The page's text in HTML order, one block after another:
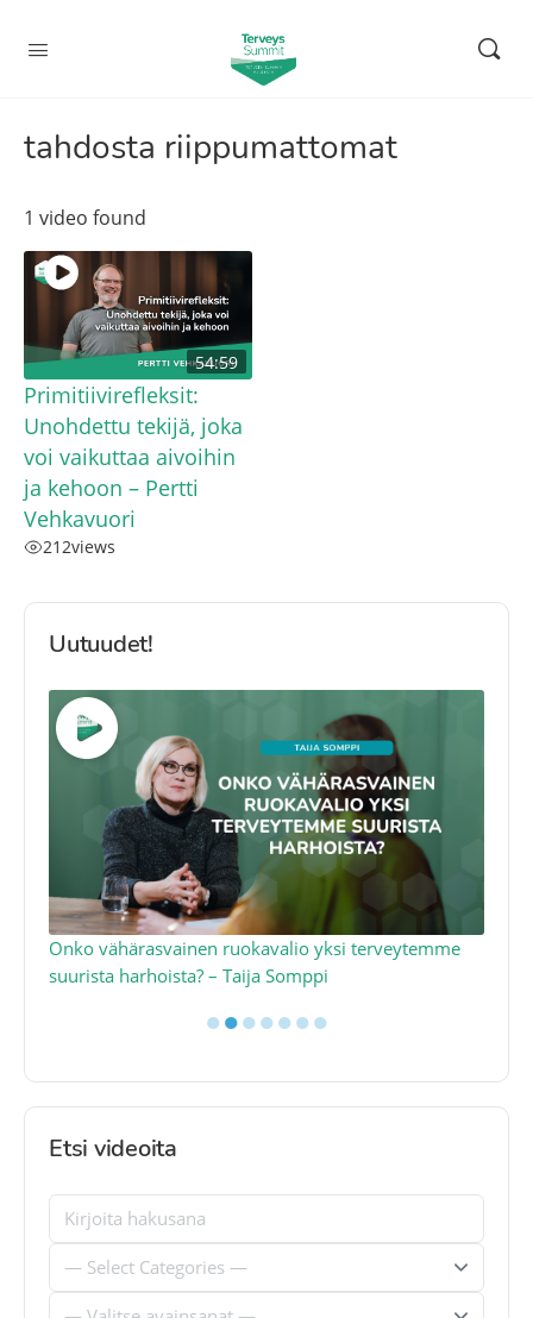
tahdosta riippumattomat
1 video found
54:59
Primitiivirefleksit:
Unohdettu tekijä, joka
voi vaikuttaa aivoihin
ja kehoon – Pertti
Vehkavuori
212views
Uutuudet!
Onko vähärasvainen ruokavalio yksi terveytemme
suurista harhoista? – Taija Somppi
●●●●●●●
Etsi videoita